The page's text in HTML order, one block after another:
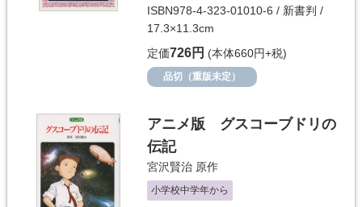
ISBN978-4-323-01010-6 / 新書判 /
17.3×11.3cm
定価726円 (本体660円+税)
品切（重版未定）
アニメ版 グスコーブドリの
伝記
宮沢賢治 原作
小学校中学年から